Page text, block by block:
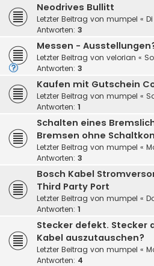
Neodrives Bullitt
Letzter Beitrag von mumpel «
Antworten: 3
Messen -
Letzter Beitrag von velorian «
Antworten: 3
Kaufen mit Gutschein
Letzter Beitrag von mumpel «
Antworten: 1
Schalten eines
Bremsen ohne
Letzter Beitrag von mumpel «
Antworten: 3
Bosch Kabel
Third Party Port
Letzter Beitrag von mumpel «
Antworten: 1
Stecker defekt. Stecker
Kabel auszutauschen?
Letzter Beitrag von mumpel «
Antworten: 4